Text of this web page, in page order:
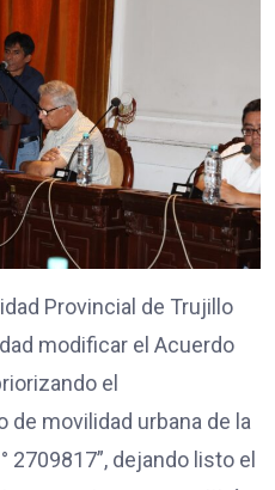
Provincial de Trujillo
modificar el Acuerdo
el
de movilidad urbana de la
2709817”, dejando listo el